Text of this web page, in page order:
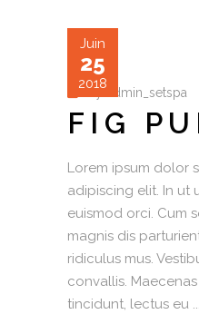
Juin
25
2018
by admin_setspa
FIG
Lorem ipsum dolor
adipiscing elit. In ut
euismod orci. Cum
magnis dis
ridiculus mus.
convallis.
tincidunt, lectus eu